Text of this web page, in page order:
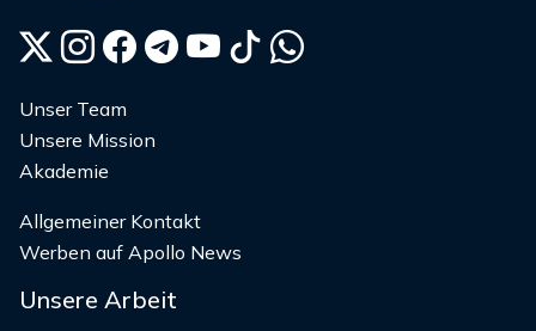
Unser Team
Unsere Mission
Akademie
Allgemeiner Kontakt
Werben auf Apollo News
Unsere Arbeit